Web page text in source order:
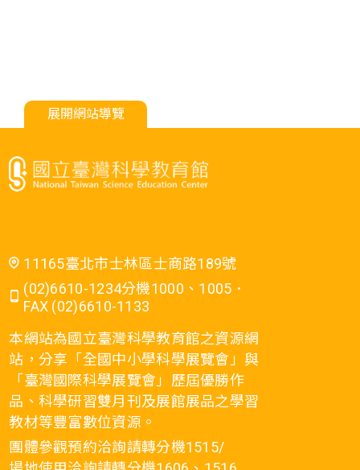
展開網站導覽
11165臺北市士林區士商路189號
(02)6610-1234分機1000、1005．
FAX (02)6610-1133
本網站為國立臺灣科學教育館之資源網
站，分享「全國中小學科學展覽會」與
「臺灣國際科學展覽會」歷屆優勝作
品、科學研習雙月刊及展館展品之學習
教材等豐富數位資源。
團體參觀預約洽詢請轉分機1515/